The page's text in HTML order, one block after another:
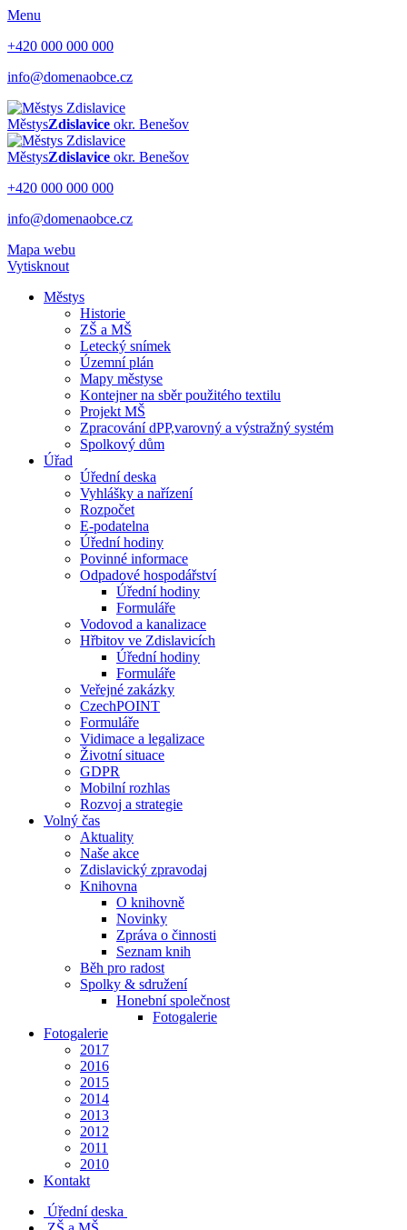
Menu
+420 000 000 000
info@domenaobce.cz
MěstysZdislavice okr. Benešov
MěstysZdislavice okr. Benešov
+420 000 000 000
info@domenaobce.cz
Mapa webu
Vytisknout
Městys
Historie
ZŠ a MŠ
Letecký snímek
Územní plán
Mapy městyse
Kontejner na sběr použitého textilu
Projekt MŠ
Zpracování dPP,varovný a výstražný systém
Spolkový dům
Úřad
Úřední deska
Vyhlášky a nařízení
Rozpočet
E-podatelna
Úřední hodiny
Povinné informace
Odpadové hospodářství
Úřední hodiny
Formuláře
Vodovod a kanalizace
Hřbitov ve Zdislavicích
Úřední hodiny
Formuláře
Veřejné zakázky
CzechPOINT
Formuláře
Vidimace a legalizace
Životní situace
GDPR
Mobilní rozhlas
Rozvoj a strategie
Volný čas
Aktuality
Naše akce
Zdislavický zpravodaj
Knihovna
O knihovně
Novinky
Zpráva o činnosti
Seznam knih
Běh pro radost
Spolky & sdružení
Honební společnost
Fotogalerie
Fotogalerie
2017
2016
2015
2014
2013
2012
2011
2010
Kontakt
Úřední deska